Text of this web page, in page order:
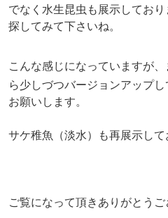
でなく水生昆虫も展示してお
探してみて下さいね。
こんな感じになっていますが、
ら少しづつバージョンアップ
お願いします。
サケ稚魚（淡水）も再展示して
ご覧になって頂きありがとうご